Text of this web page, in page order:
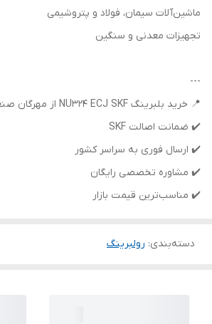
ماشین‌آلات سیمان، فولاد و پتروشیمی
تجهیزات معدنی و سنگین
---
📍 خرید بلبرینگ NU324 ECJ SKF از مهرگان صنعت
✔️ ضمانت اصالت SKF
✔️ ارسال فوری به سراسر کشور
✔️ مشاوره تخصصی رایگان
✔️ مناسب‌ترین قیمت بازار
دسته‌بندی: رولبرینگ